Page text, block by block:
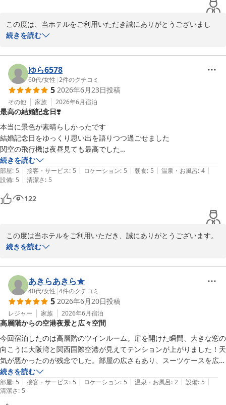
2026-07-04
この度は、当ホテルをご利用いただき誠にありがとうございまし
た。
と、重ねて御礼申し上げます。
客室でのひとときをごゆっくりとお過ごしいただけた様子を伺い、
私共も大変嬉しく存じます。
「心からリラックスできた」とのお言葉は、ホテルスタッフにとっ
て何よりの励みでございます。
また、フロントスタッフの対応につきましても、身に余るほどのお
褒めの言葉をいただき、身の引き締まる思いです。
お客様からいただいた温かいお言葉は、早速スタッフ全員に共有さ
せていただきます。
お客様に寄り添ったおもてなしを心がけている私共にとって、これ
ほど光栄なことはございません。
これからも、お客様にとって「特別で快適な時間」を提供できるよ
またお客様にお会いできる日を、スタッフ一同心よりお待ち申し上
この度は誠にありがとうございました。
スターゲイトホテル関西エアポート（ＳｉＳ ＳＴＡＲＧＡＴＥ
ＨＯＴＥＬ）
2026-07-04
続きを読む
ゆら6578
60代/女性 |2件のクチコミ
5 2026年6月23日投稿
その他 家族 2026年6月宿泊
最高の結婚記念日❣️
本当に景色が素晴らしかったです
結婚記念日をゆっくり思い出を語りつつ過ごせました
関空の飛行機は夜昼見ても最高でした
ぼーと見て癒されました
欲を言うとタオルがもう一枚ついてると助かりました
スタッフの対応も良くまた来たいです
続きを読む
部屋: 5 | 接客・サービス: 5 | ロケーション: 5 | 朝食: 5 | 温泉・お風呂: 4 |
設備: 5 | 清潔さ: 5
122
この度は当ホテルをご利用いただき、誠にありがとうございます。
また、大切なご結婚記念日という特別な日を当ホテルでお過ごしい
お部屋からの景色や関空の飛行機の眺めをお楽しみいただき、
日中から夜にかけて心ゆくまで癒やしの時間をお過ごしいただけた
とのこと、
私共も大変嬉しく拝読いたしました。
タオルの枚数につきましては、ご不便をおかけし申し訳ございませ
んでした。
お客様からの貴重なご意見として真摯に受け止め、
今後のサービス向上のための検討課題とさせていただきます。
なお、追加のタオルが必要な際は、お気軽にフロントまでお申し付
けいただけますと幸いです。
続きを読む
あきらあきら★
40代/女性 |4件のクチコミ
5 2026年6月20日投稿
レジャー 家族 2026年6月宿泊
高層階からの空港夜景と広々空間
今回宿泊したのは高層階のツインルーム。扉を開けた瞬間、大きな窓の
向こうに大阪湾と関西国際空港が見えてテンションが上がりました！天
気が悪かったのが残念でした。部屋の広さもあり、スーツケースを広げ
ても余裕たっぷり。夜は窓の外に広がる幻想的な空港の夜景を眺めなが
ら、贅沢な晩酌タイムを過ごせました。
続きを読む
部屋: 5 | 接客・サービス: 5 | ロケーション: 5 | 温泉・お風呂: 2 | 設備: 5 |
清潔さ: 5